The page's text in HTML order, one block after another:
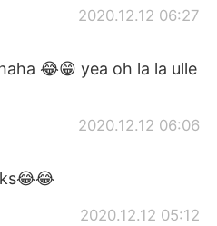
2020.12.12 06:27
😂😁 yea oh la la ulle
2020.12.12 06:06
2020.12.12 05:12